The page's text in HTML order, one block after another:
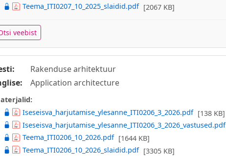
Teema_ITI0207_10_2025_slaidid.pdf [2067 KB]
veebist
Rakenduse arhitektuur
Application architecture
Iseseisva_harjutamise_ylesanne_ITI0206_3_2026.pdf [138 KB]
Iseseisva_harjutamise_ylesanne_ITI0206_3_2026_vastused.pdf
Teema_ITI0206_10_2026.pdf [1644 KB]
Teema_ITI0206_10_2026_slaidid.pdf [3305 KB]